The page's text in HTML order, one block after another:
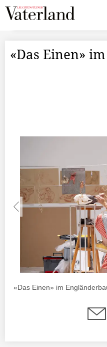
«Das Einen»
«Das Einen» im